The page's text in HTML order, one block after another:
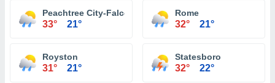
Peachtree City-Falcon Field Atlanta
33° 21°
Rome
32° 21°
Royston
31° 21°
Statesboro
32° 22°